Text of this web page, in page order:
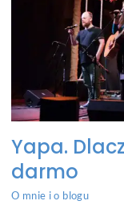
Yapa.
darmo
O mnie i o blogu